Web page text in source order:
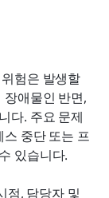
험은 발생할
애물인 반면,
다. 주요 문제
중단 또는 프
있습니다.
점, 담당자 및